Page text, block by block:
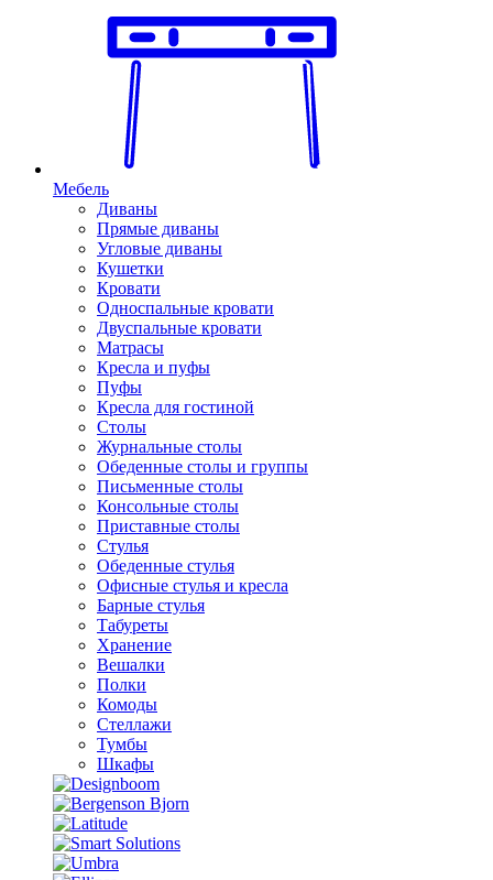
Мебель
Диваны
Прямые диваны
Угловые диваны
Кушетки
Кровати
Односпальные кровати
Двуспальные кровати
Матрасы
Кресла и пуфы
Пуфы
Кресла для гостиной
Столы
Журнальные столы
Обеденные столы и группы
Письменные столы
Консольные столы
Приставные столы
Стулья
Обеденные стулья
Офисные стулья и кресла
Барные стулья
Табуреты
Хранение
Вешалки
Полки
Комоды
Стеллажи
Тумбы
Шкафы